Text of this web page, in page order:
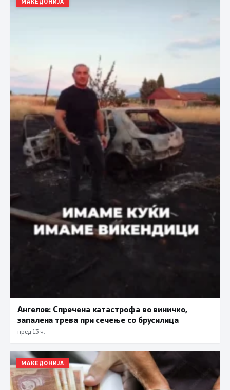
Ангелов: Спречена катастрофа во виничко,
запалена трева при сечење со брусилица
пред 13 ч.
МАКЕДОНИЈА